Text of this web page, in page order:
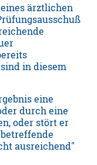
ärztlichen
in diesem
eine
durch eine
oder stört er
ausreichend"